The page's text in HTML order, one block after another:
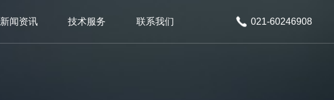
新闻资讯 技术服务 联系我们 021-60246908